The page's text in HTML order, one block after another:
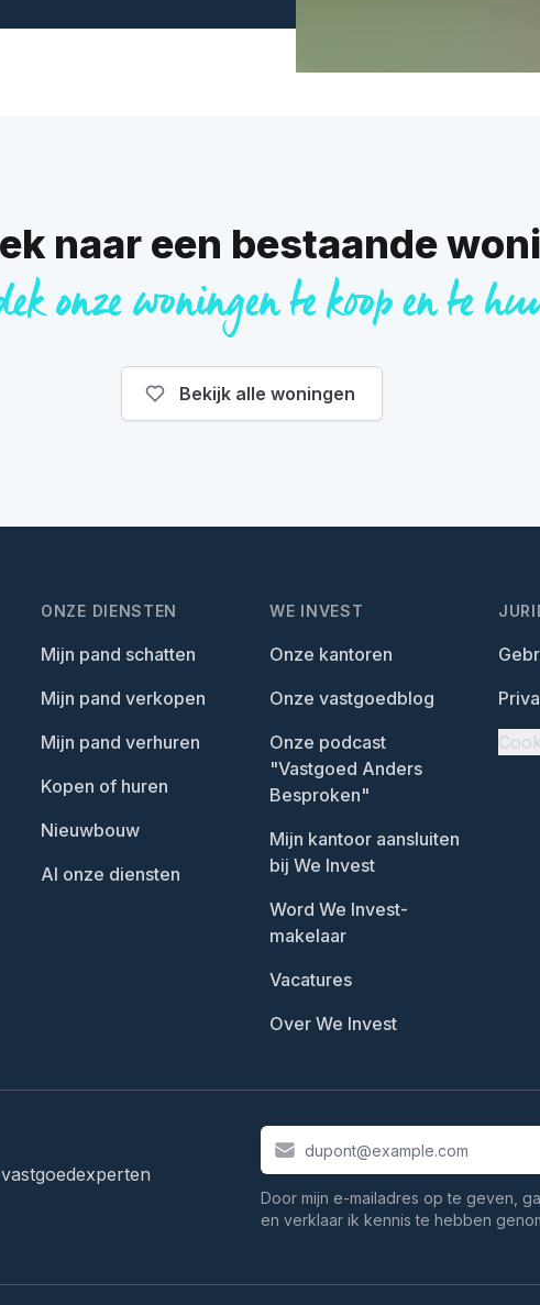
naar een bestaande
onze woningen te koop en te
Bekijk alle woningen
ONZE DIENSTEN
Mijn pand schatten
Mijn pand verkopen
Mijn pand verhuren
Kopen of huren
Nieuwbouw
Al onze diensten
WE INVEST
Onze kantoren
Onze vastgoedblog
Onze podcast
"Vastgoed Anders
Besproken"
Mijn kantoor aansluiten
bij We Invest
Word We Invest-
makelaar
Vacatures
Over We Invest
Door mijn e-mailadres op te geven,
en verklaar ik kennis te hebben